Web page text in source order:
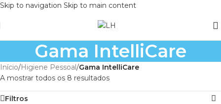
Skip to navigation Skip to main content
Gama IntelliCare
Início/Higiene Pessoal/Gama IntelliCare
A mostrar todos os 8 resultados
Filtros